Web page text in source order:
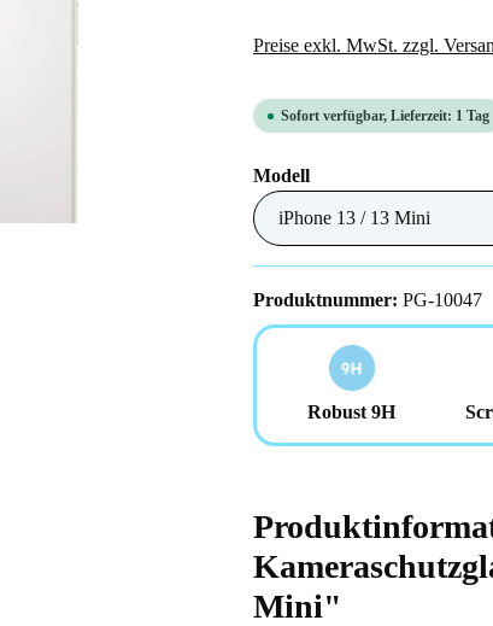
Preise exkl. MwSt. zzgl.
Sofort verfügbar, Lieferzeit: 1 Tag
Modellauswählen
Produktnummer: PG-10047
Robust 9H
Mini"